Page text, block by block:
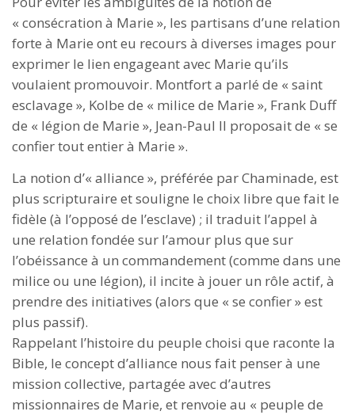
« consécration à Marie », les partisans d’une relation
forte à Marie ont eu recours à diverses images pour
exprimer le lien engageant avec Marie qu’ils
voulaient promouvoir. Montfort a parlé de « saint
esclavage », Kolbe de « milice de Marie », Frank Duff
de « légion de Marie », Jean-Paul II proposait de « se
confier tout entier à Marie ».
La notion d’« alliance », préférée par Chaminade, est
plus scripturaire et souligne le choix libre que fait le
fidèle (à l’opposé de l’esclave) ; il traduit l’appel à
une relation fondée sur l’amour plus que sur
l’obéissance à un commandement (comme dans une
milice ou une légion), il incite à jouer un rôle actif, à
prendre des initiatives (alors que « se confier » est
plus passif).
Rappelant l’histoire du peuple choisi que raconte la
Bible, le concept d’alliance nous fait penser à une
mission collective, partagée avec d’autres
missionnaires de Marie, et renvoie au « peuple de